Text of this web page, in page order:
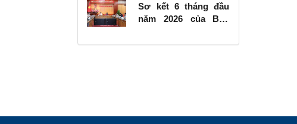
phát triển kinh tế có
vốn đầu tư nước
Sơ kết 6 tháng đầu
năm 2026 của Ban
các công trình, dự án